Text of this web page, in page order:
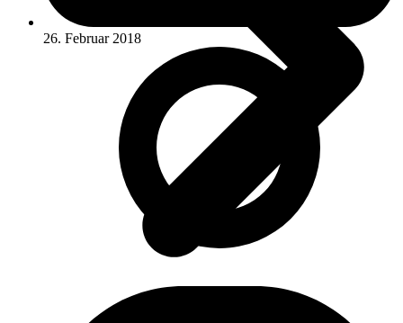
26. Februar 2018